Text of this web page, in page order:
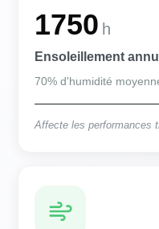
1750 h
Ensoleillement
70% d'humidité
Affecte les performances